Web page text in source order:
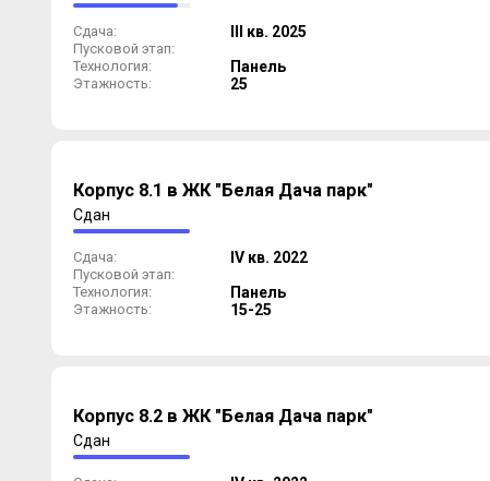
Сдача: III кв. 2025
Пусковой этап:
Технология:
Панель
Этажность: 25
Корпус 8.1 в ЖК "Белая Дача парк"
Сдан
Сдача: IV кв. 2022
Пусковой этап:
Технология:
Панель
Этажность: 15-25
Корпус 8.2 в ЖК "Белая Дача парк"
Сдан